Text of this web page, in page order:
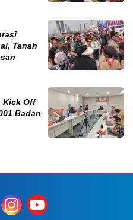
Tanah
Kick Off
Badan